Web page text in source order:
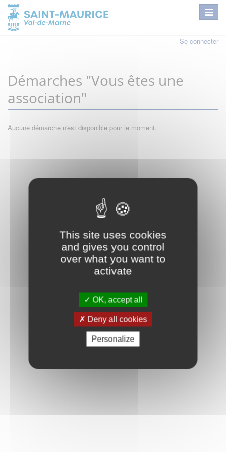
This site uses cookies
and gives you control
over what you want to
activate
OK, accept all
Deny all cookies
Personalize
Se connecter
Démarches "Vous êtes une
association"
Aucune démarche n'est disponible pour le moment.